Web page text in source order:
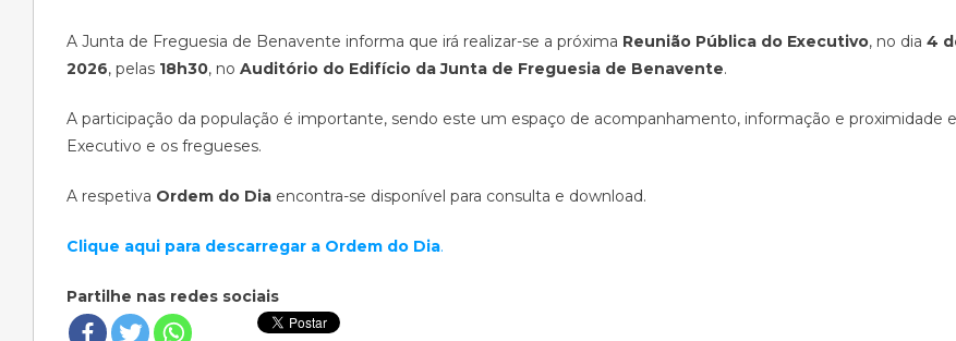
A Junta de Freguesia de Benavente informa que irá realizar-se a próxima Reunião Pública do Executivo, no dia 4
2026, pelas 18h30, no Auditório do Edifício da Junta de Freguesia de Benavente.
A participação da população é importante, sendo este um espaço de acompanhamento, informação e proximidade
Executivo e os fregueses.
A respetiva Ordem do Dia encontra-se disponível para consulta e download.
Clique aqui para descarregar a Ordem do Dia.
Partilhe nas redes sociais